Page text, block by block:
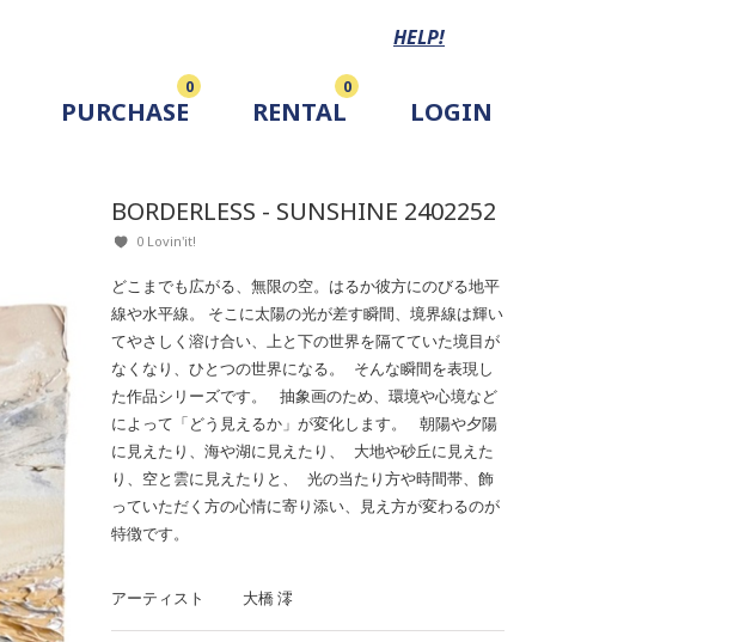
HELP!
PURCHASE
0
RENTAL
0
LOGIN
BORDERLESS - SUNSHINE 2402252
0 Lovin'it!
どこまでも広がる、無限の空。はるか彼方にのびる地平
線や水平線。 そこに太陽の光が差す瞬間、境界線は輝い
てやさしく溶け合い、上と下の世界を隔てていた境目が
なくなり、ひとつの世界になる。 そんな瞬間を表現し
た作品シリーズです。 抽象画のため、環境や心境など
によって「どう見えるか」が変化します。 朝陽や夕陽
に見えたり、海や湖に見えたり、 大地や砂丘に見えた
り、空と雲に見えたりと、 光の当たり方や時間帯、飾
っていただく方の心情に寄り添い、見え方が変わるのが
特徴です。
アーティスト 大橋 澪